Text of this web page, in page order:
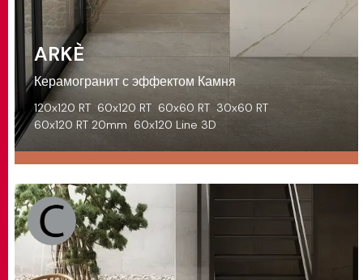
ARKÈ
Керамогранит с эффектом Камня
120x120 RT 60x120 RT 60x60 RT 30x60 RT
60x120 RT 20mm 60x120 Line 3D